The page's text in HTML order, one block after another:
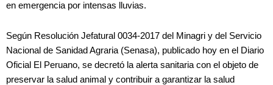
en emergencia por intensas lluvias.
Según Resolución Jefatural 0034-2017 del Minagri y del Servicio
Nacional de Sanidad Agraria (Senasa), publicado hoy en el Diario
Oficial El Peruano, se decretó la alerta sanitaria con el objeto de
preservar la salud animal y contribuir a garantizar la salud